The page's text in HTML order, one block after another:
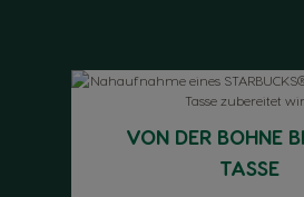
VON DER BOHNE
TASSE